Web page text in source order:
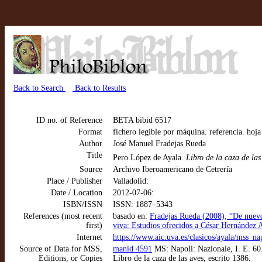
Back to Search Back to Results
ID no. of Reference
BETA bibid 6517
Format
fichero legible por máquina. referencia. hoja
Author
José Manuel Fradejas Rueda
Title
Pero López de Ayala. Libro de la caza de las
Source
Archivo Iberoamericano de Cetrería
Place / Publisher
Valladolid:
Date / Location
2012-07-06:
ISBN/ISSN
ISSN: 1887–5343
References (most recent
first)
basado en: Fradejas Rueda (2008), “De
viva: Estudios ofrecidos a César Hernández
Internet
https://www.aic.uva.es/clasicos/ayala/
Source of Data for MSS,
Editions, or Copies
manid 4591 MS: Napoli: Nazionale, I. E.
Libro de la caza de las aves, escrito 1386.